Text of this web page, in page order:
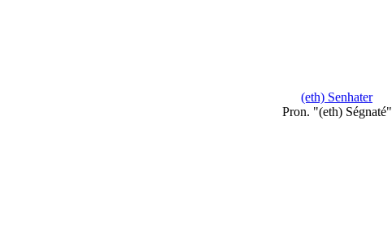
(eth) Senhater
Pron. "(eth) Ségnaté"